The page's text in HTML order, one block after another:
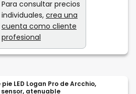
Para consultar precios
individuales, crea una
cuenta como cliente
profesional
LED Logan Pro de Arcchio,
atenuable